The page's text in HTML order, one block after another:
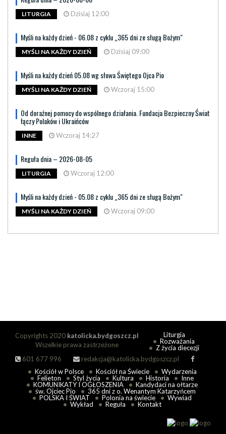
LITURGIA Dzisiaj 12:00
Myśli na każdy dzień - 06.08 z cyklu „365 dni ze sługą Bożym"
MYŚLI NA KAŻDY DZIEŃ Dzisiaj 09:00
Myśli na każdy dzień 05.08 wg słowa Świętego Ojca Pio
MYŚLI NA KAŻDY DZIEŃ Wczoraj 15:00
Od doraźnej pomocy do wspólnego działania. Fundacja Bezpieczny Świat
łączy Polaków i Ukraińców
INNE Wczoraj 14:27
Reguła dnia – 2026-08-05
LITURGIA Wczoraj 12:00
Myśli na każdy dzień - 05.08 z cyklu „365 dni ze sługą Bożym"
MYŚLI NA KAŻDY DZIEŃ Wczoraj 09:00
Copyrights 2020 katolicka.bydgoszcz.pl
Wszelkie prawa zastrzeżone
601 677 996
redakcja@katolicka.bydgoszcz.pl
Liturgia
Rozważania
Z życia diecezji
Kościół w Polsce Kościół na Świecie
Wydarzenia
Felieton
Styl życia Kultura Historia
Inne
KOMUNIKATY I OGŁOSZENIA
Kandydaci na ołtarze
św. Ojciec Pio
365 dni z o. Wenantym Katarzyńcem
POLSKA I ŚWIAT
Polonia na świecie
Wywiad
Wykład
Reguła Kontakt